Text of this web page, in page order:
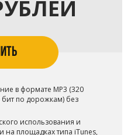
в формате MP3 (320
бит по дорожкам) без
использования и
на площадках типа iTunes,